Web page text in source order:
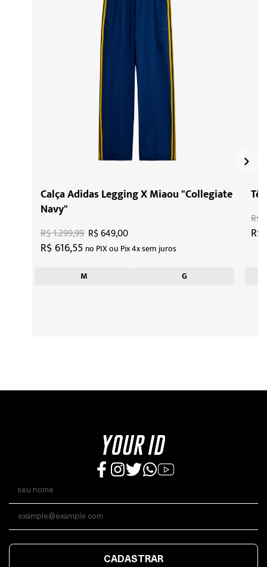
Calça Adidas Legging X Miaou "Collegiate
Navy"
R$ 616,55 no PIX ou Pix 4x sem juros
R$ 1.299,99 R$ 649,00
M G
R$
CADASTRAR